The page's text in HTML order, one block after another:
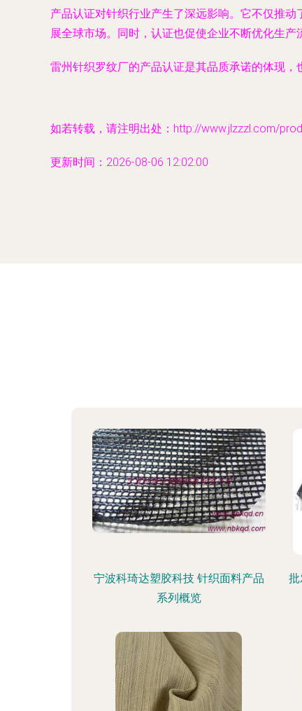
产品认证对针织行业产生了深远影响。它不仅推
展全球市场。同时，认证也促使企业不断优化生
雷州针织罗纹厂的产品认证是其品质承诺的体现
如若转载，请注明出处：http://www.jlzzzl.com/
更新时间：2026-08-06 12:02:00
宁波科琦达塑胶科技 针织面料产品
系列概览